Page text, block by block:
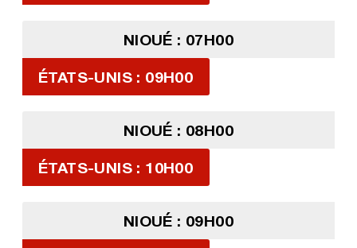
NIOUÉ : 07H00
ÉTATS-UNIS : 09H00
NIOUÉ : 08H00
ÉTATS-UNIS : 10H00
NIOUÉ : 09H00